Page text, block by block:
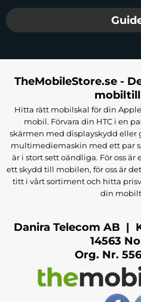
TheMobileStore.se -
Hitta rätt mobilskal för din
mobil. Förvara din HTC i en
skärmen med displayskydd
multimediemaskin med ett par
är i stort sett oändliga. För oss är
ett skydd till mobilen, för oss är
titt i vårt sortiment och hitta
din
Danira Telecom AB |
14563
Org. Nr.